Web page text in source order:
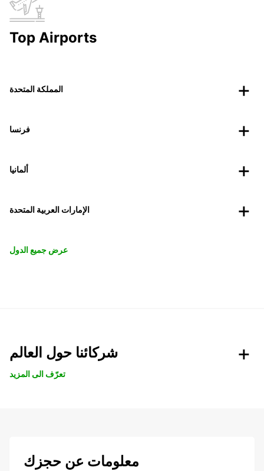
Top Airports
المملكة المتحدة
فرنسا
ألمانيا
الإمارات العربية المتحدة
عرض جميع الدول
شركائنا حول العالم
تعرّف الى المزيد
معلومات عن حجزك